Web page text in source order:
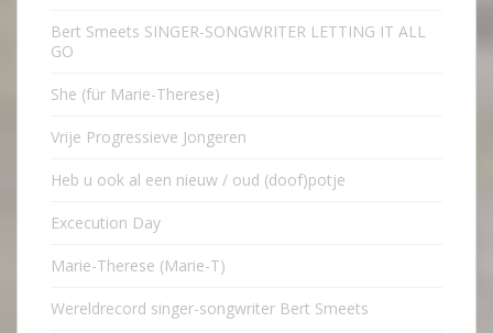
Bert Smeets SINGER-SONGWRITER LETTING IT ALL
GO
She (für Marie-Therese)
Vrije Progressieve Jongeren
Heb u ook al een nieuw / oud (doof)potje
Excecution Day
Marie-Therese (Marie-T)
Wereldrecord singer-songwriter Bert Smeets